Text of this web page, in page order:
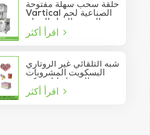
حلقة سحب سهلة مفتوحة
Vartical الصناعية لحم
الخنزير الغداء الدجاج
صدور اللحوم الغذاء يمكن
فراغ آلة ختم
شبه التلقائي غير الروتاري
البسكويت المشروبات
السدادة